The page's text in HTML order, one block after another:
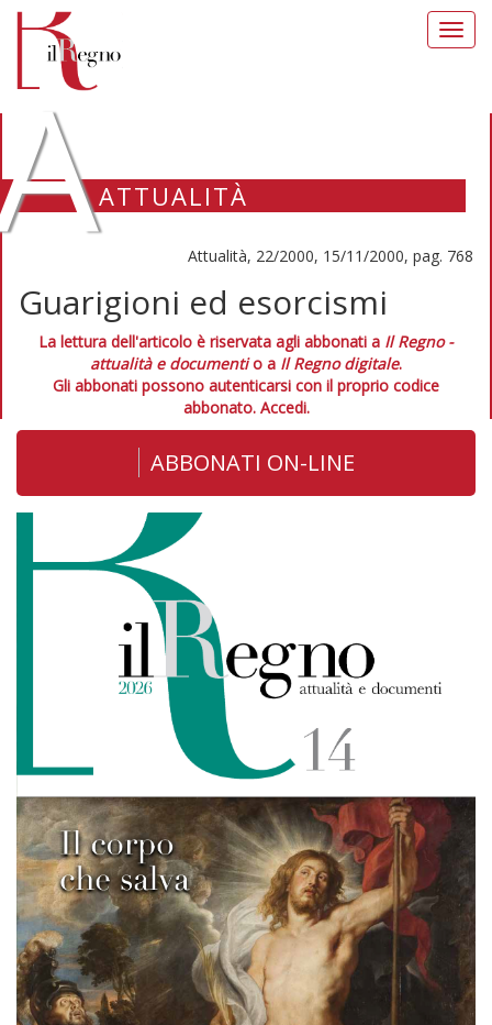
ATTUALITÀ
Attualità, 22/2000, 15/11/2000, pag. 768
Guarigioni ed esorcismi
La lettura dell'articolo è riservata agli abbonati a Il Regno -
attualità e documentio a Il Regno digitale.
Gli abbonati possono autenticarsi con il proprio codice
abbonato. Accedi.
ABBONATI ON-LINE